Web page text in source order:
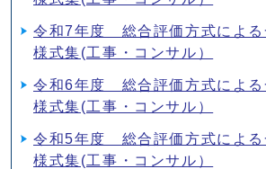
令和7年度 総合評価方式によ
様式集(工事・コンサル）
令和6年度 総合評価方式によ
様式集(工事・コンサル）
令和5年度 総合評価方式によ
様式集(工事・コンサル）